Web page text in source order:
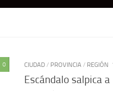
0 CIUDAD / PROVINCIA / REGIÓN
Escándalo salpica